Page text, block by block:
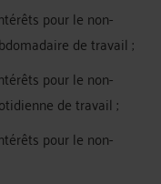
pour le non-
de travail ;
pour le non-
de travail ;
pour le non-